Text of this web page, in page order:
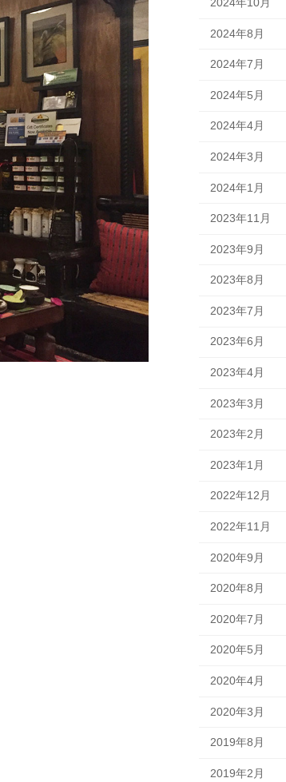
2024年8月
2024年7月
2024年5月
2024年4月
2024年3月
2024年1月
2023年11月
2023年9月
2023年8月
2023年7月
2023年6月
2023年4月
2023年3月
2023年2月
2023年1月
2022年12月
2022年11月
2020年9月
2020年8月
2020年7月
2020年5月
2020年4月
2020年3月
2019年8月
2019年2月